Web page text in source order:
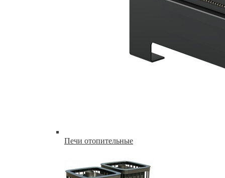
Печи отопительные